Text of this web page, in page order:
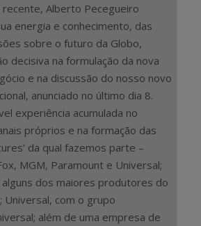
recente, Alberto Pecegueiro
energia e conhecimento, das
sobre o futuro da Globo,
decisiva na formulação da nova
e na discussão do nosso novo
anunciado no último dia 8.
experiência acumulada no
próprios e na formação das
da qual fazemos parte –
MGM, Paramount e Universal;
alguns dos maiores produtores do
Universal, com o grupo
além de uma empresa de